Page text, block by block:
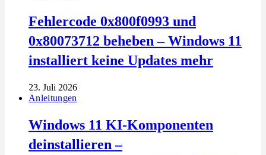
Fehlercode 0x800f0993 und
0x80073712 beheben – Windows 11
installiert keine Updates mehr
23. Juli 2026
Anleitungen
Windows 11 KI-Komponenten
deinstallieren –